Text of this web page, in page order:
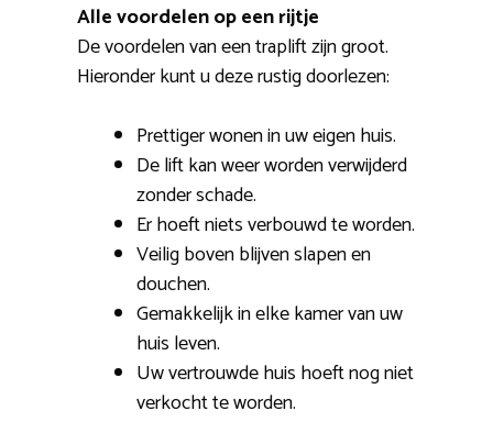
Alle voordelen op een rijtje
De voordelen van een traplift zijn groot.
Hieronder kunt u deze rustig doorlezen:
Prettiger wonen in uw eigen huis.
De lift kan weer worden verwijderd
zonder schade.
Er hoeft niets verbouwd te worden.
Veilig boven blijven slapen en
douchen.
Gemakkelijk in elke kamer van uw
huis leven.
Uw vertrouwde huis hoeft nog niet
verkocht te worden.